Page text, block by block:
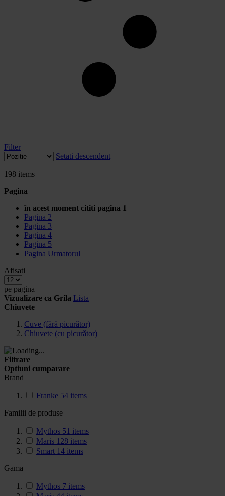
Filter
Setati descendent
198 items
Pagina
în acest moment cititi pagina 1
Pagina 2
Pagina 3
Pagina 4
Pagina 5
Pagina Urmatorul
Afisati
pe pagina
Vizualizare ca Grila Lista
Chiuvete
Cuve (fără picurător)
Chiuvete (cu picurător)
Filtrare
Optiuni cumparare
Brand
Franke 54 items
Familii de produse
Mythos 51 items
Maris 128 items
Smart 14 items
Gama
Mythos 7 items